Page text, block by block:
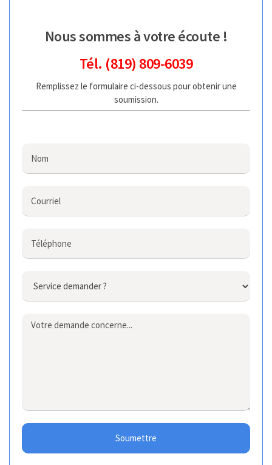
Nous sommes à votre écoute !
Tél. (819) 809-6039
Remplissez le formulaire ci-dessous pour obtenir une
soumission.
Soumettre